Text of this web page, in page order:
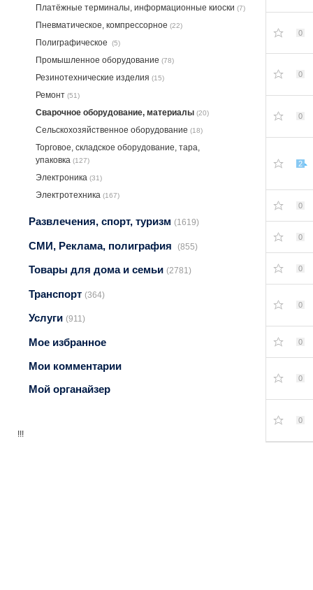
Платёжные терминалы, информационные киоски (7)
Пневматическое, компрессорное (22)
Полиграфическое (5)
Промышленное оборудование (78)
Резинотехнические изделия (15)
Ремонт (51)
Сварочное оборудование, материалы (20)
Сельскохозяйственное оборудование (18)
Торговое, складское оборудование, тара,
упаковка (127)
Электроника (31)
Электротехника (167)
Развлечения, спорт, туризм (1619)
СМИ, Реклама, полиграфия (855)
Товары для дома и семьи (2781)
Транспорт (364)
Услуги (911)
Мое избранное
Мои комментарии
Мой органайзер
!!!
0
0
0
2
0
0
0
0
0
0
0